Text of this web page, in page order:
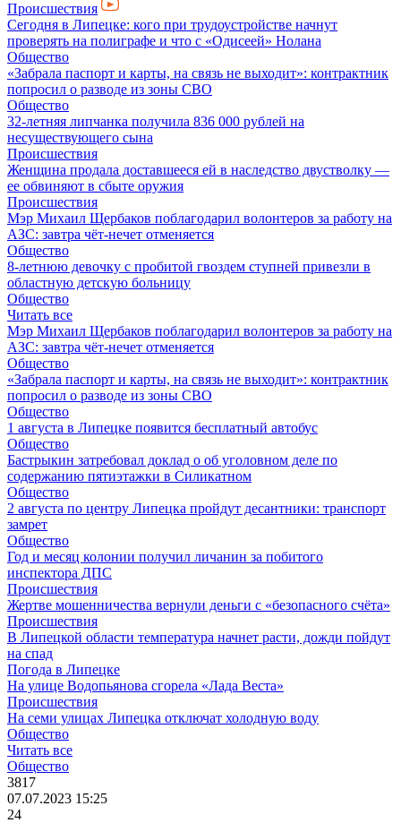
Происшествия
Сегодня в Липецке: кого при трудоустройстве начнут
проверять на полиграфе и что с «Одисеей» Нолана
Общество
«Забрала паспорт и карты, на связь не выходит»: контрактник
попросил о разводе из зоны СВО
Общество
32-летняя липчанка получила 836 000 рублей на
несуществующего сына
Происшествия
Женщина продала доставшееся ей в наследство двустволку —
ее обвиняют в сбыте оружия
Происшествия
Мэр Михаил Щербаков поблагодарил волонтеров за работу на
АЗС: завтра чёт-нечет отменяется
Общество
8-летнюю девочку с пробитой гвоздем ступней привезли в
областную детскую больницу
Общество
Читать все
Мэр Михаил Щербаков поблагодарил волонтеров за работу на
АЗС: завтра чёт-нечет отменяется
Общество
«Забрала паспорт и карты, на связь не выходит»: контрактник
попросил о разводе из зоны СВО
Общество
1 августа в Липецке появится бесплатный автобус
Общество
Бастрыкин затребовал доклад о об уголовном деле по
содержанию пятиэтажки в Силикатном
Общество
2 августа по центру Липецка пройдут десантники: транспорт
замрет
Общество
Год и месяц колонии получил личанин за побитого
инспектора ДПС
Происшествия
Жертве мошенничества вернули деньги с «безопасного счёта»
Происшествия
В Липецкой области температура начнет расти, дожди пойдут
на спад
Погода в Липецке
На улице Водопьянова сгорела «Лада Веста»
Происшествия
На семи улицах Липецка отключат холодную воду
Общество
Читать все
Общество
3817
07.07.2023 15:25
24